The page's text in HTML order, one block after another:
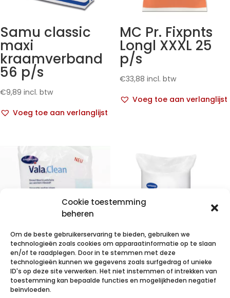
Cookie toestemming
beheren
Om de beste gebruikerservaring te bieden, gebruiken we
technologieën zoals cookies om apparaatinformatie op te slaan
en/of te raadplegen. Door in te stemmen met deze
technologieën kunnen we gegevens zoals surfgedrag of unieke
ID's op deze site verwerken. Het niet instemmen of intrekken van
toestemming kan bepaalde functies en mogelijkheden negatief
beïnvloeden.
Samu classic
maxi
kraamverband
56 p/s
€9,89 incl. btw
Voeg toe aan verlanglijst
MC Pr. Fixpnts
Longl XXXL 25
p/s
€33,88 incl. btw
Voeg toe aan verlanglijst
VALACLEAN
basic 50 p/s
VALACLEAN roll
/ 175